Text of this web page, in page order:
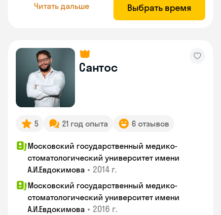
Читать дальше Выбрать время
Сантос
5 21 год опыта 6 отзывов
Московский государственный медико-
стоматологический университет имени
А.И.Евдокимова • 2014 г.
Московский государственный медико-
стоматологический университет имени
А.И.Евдокимова • 2016 г.